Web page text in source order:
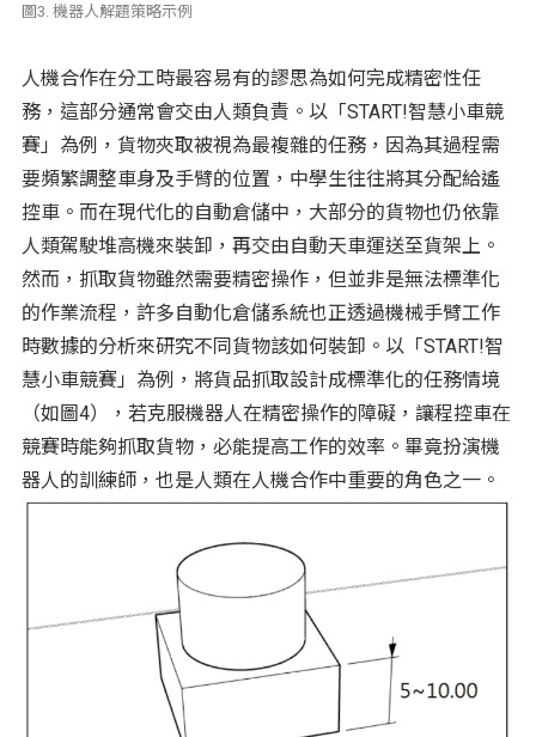
圖3. 機器人解題策略示例
人機合作在分工時最容易有的謬思為如何完成精密性任
務，這部分通常會交由人類負責。以「START!智慧小車競
賽」為例，貨物夾取被視為最複雜的任務，因為其過程需
要頻繁調整車身及手臂的位置，中學生往往將其分配給遙
控車。而在現代化的自動倉儲中，大部分的貨物也仍依靠
人類駕駛堆高機來裝卸，再交由自動天車運送至貨架上。
然而，抓取貨物雖然需要精密操作，但並非是無法標準化
的作業流程，許多自動化倉儲系統也正透過機械手臂工作
時數據的分析來研究不同貨物該如何裝卸。以「START!智
慧小車競賽」為例，將貨品抓取設計成標準化的任務情境
（如圖4），若克服機器人在精密操作的障礙，讓程控車在
競賽時能夠抓取貨物，必能提高工作的效率。畢竟扮演機
器人的訓練師，也是人類在人機合作中重要的角色之一。